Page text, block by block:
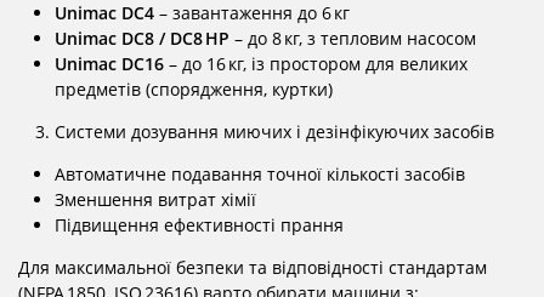
Unimac DC4 – завантаження до 6 кг
Unimac DC8 / DC8 HP – до 8 кг, з тепловим насосом
Unimac DC16 – до 16 кг, із простором для великих
предметів (спорядження, куртки)
Системи дозування миючих і дезінфікуючих засобів
Автоматичне подавання точної кількості засобів
Зменшення витрат хімії
Підвищення ефективності прання
Для максимальної безпеки та відповідності стандартам